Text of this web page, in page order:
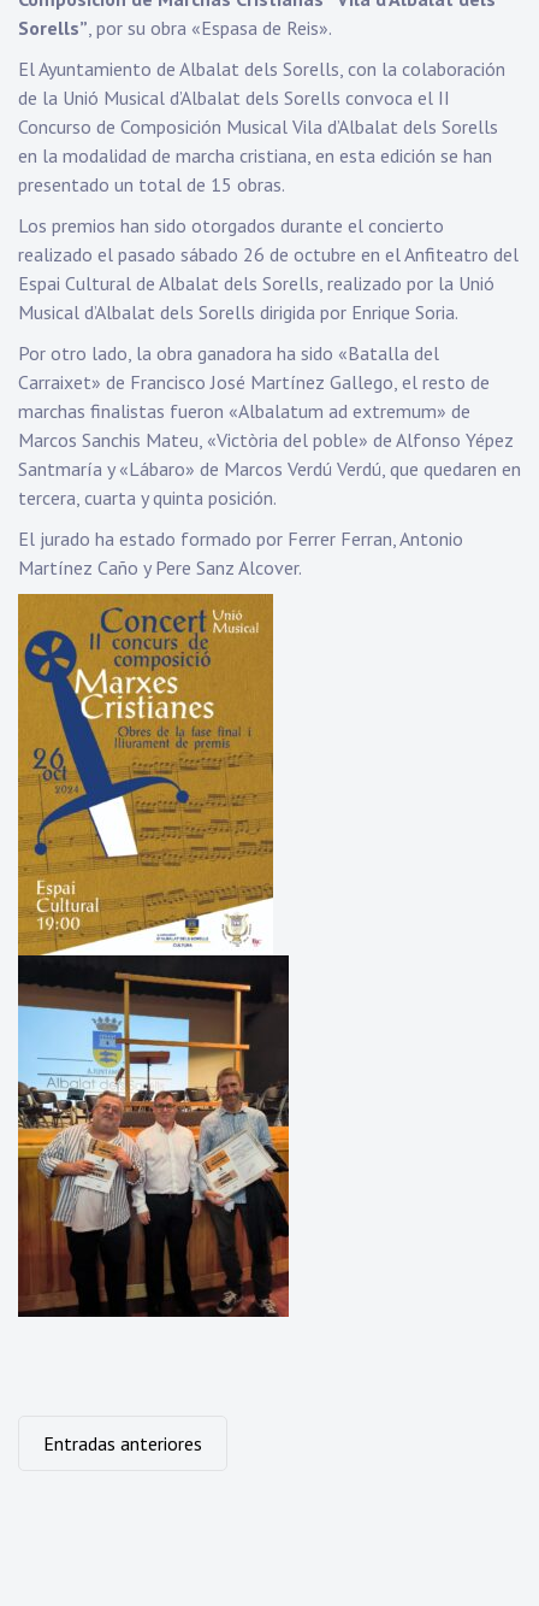
Sorells”, por su obra «Espasa de Reis».
El Ayuntamiento de Albalat dels Sorells, con la colaboración
de la Unió Musical d’Albalat dels Sorells convoca el II
Concurso de Composición Musical Vila d’Albalat dels Sorells
en la modalidad de marcha cristiana, en esta edición se han
presentado un total de 15 obras.
Los premios han sido otorgados durante el concierto
realizado el pasado sábado 26 de octubre en el Anfiteatro del
Espai Cultural de Albalat dels Sorells, realizado por la Unió
Musical d’Albalat dels Sorells dirigida por Enrique Soria.
Por otro lado, la obra ganadora ha sido «Batalla del
Carraixet» de Francisco José Martínez Gallego, el resto de
marchas finalistas fueron «Albalatum ad extremum» de
Marcos Sanchis Mateu, «Victòria del poble» de Alfonso Yépez
Santmaría y «Lábaro» de Marcos Verdú Verdú, que quedaren en
tercera, cuarta y quinta posición.
El jurado ha estado formado por Ferrer Ferran, Antonio
Martínez Caño y Pere Sanz Alcover.
Navegación
Entradas anteriores